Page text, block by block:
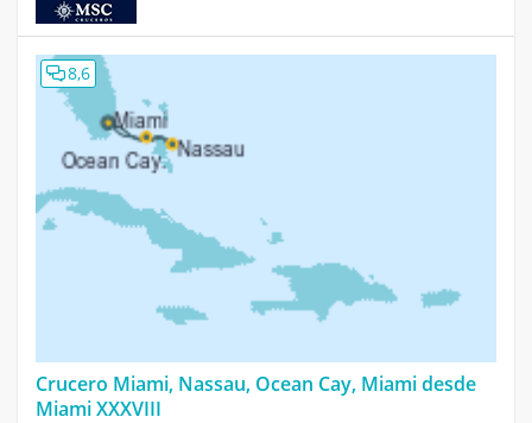
8,6
Crucero Miami, Nassau, Ocean Cay, Miami desde
Miami XXXVIII